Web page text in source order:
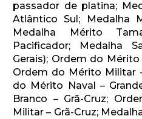
passador de platina;
Atlântico Sul; Medalha
Medalha Mérito
Pacificador; Medalha
Gerais); Ordem do
Ordem do Mérito Militar
do Mérito Naval –
Branco – Grã-Cruz;
Militar – Grã-Cruz;